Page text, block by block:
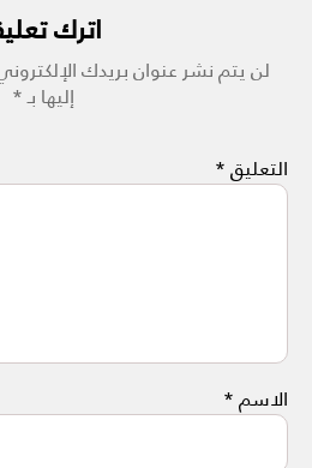
اترك
لن يتم نشر عنوان بريدك
إليها بـ*
التعليق*
الاسم*